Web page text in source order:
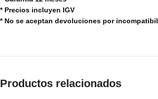
* Precios incluyen IGV
* No se aceptan devoluciones por
Productos relacionados